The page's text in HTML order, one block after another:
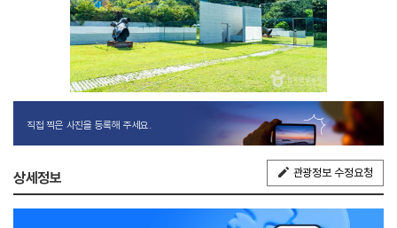
직접 찍은 사진을 등록해 주세요.
상세정보 관광정보 수정요청